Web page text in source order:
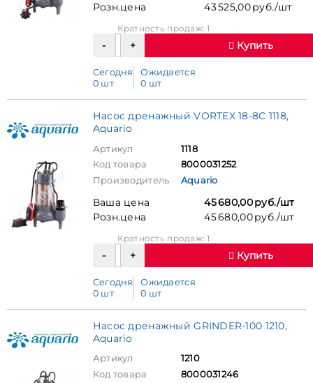
Розн.цена
43 525,00 руб./шт
Кратность продаж: 1
Купить
Сегодня
0 шт
Ожидается
0 шт
Насос дренажный VORTEX 18-8C 1118,
Aquario
Артикул
1118
Код товара
8000031252
Производитель
Aquario
Ваша цена
45 680,00 руб./шт
Розн.цена
45 680,00 руб./шт
Кратность продаж: 1
Купить
Сегодня
0 шт
Ожидается
0 шт
Насос дренажный GRINDER-100 1210,
Aquario
Артикул
1210
Код товара
8000031246